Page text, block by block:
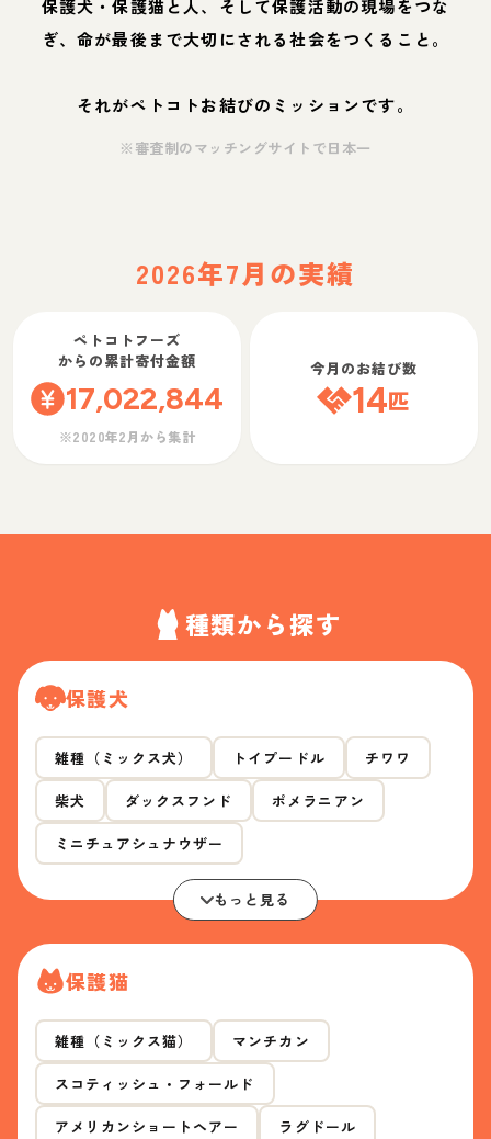
保護犬・保護猫と人、そして保護活動の現場をつな
ぎ、命が最後まで大切にされる社会をつくること。
それがペトコトお結びのミッションです。
※審査制のマッチングサイトで日本一
2026年7月の実績
ペトコトフーズ
からの累計寄付金額
17,022,844
※2020年2月から集計
今月のお結び数
14匹
種類から探す
保護犬
雑種（ミックス犬） トイプードル チワワ
柴犬 ダックスフンド ポメラニアン
ミニチュアシュナウザー
もっと見る
保護猫
雑種（ミックス猫） マンチカン
スコティッシュ・フォールド
アメリカンショートヘアー ラグドール